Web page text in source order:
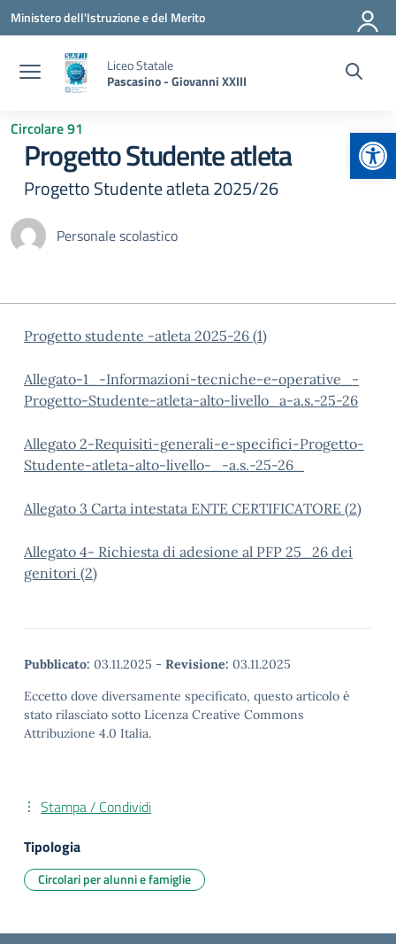
Vai ai contenuti
Vai al menu di navigazione
Vai al footer
Ministero dell'Istruzione e del Merito
Liceo Statale
Pascasino - Giovanni XXIII
Circolare 91
Progetto Studente atleta
Progetto Studente atleta 2025/26
Personale scolastico
Progetto studente -atleta 2025-26 (1)
Allegato-1_-Informazioni-tecniche-e-operative_-
Progetto-Studente-atleta-alto-livello_a-a.s.-25-26
Allegato 2-Requisiti-generali-e-specifici-Progetto-
Studente-atleta-alto-livello-_-a.s.-25-26_
Allegato 3 Carta intestata ENTE CERTIFICATORE (2)
Allegato 4- Richiesta di adesione al PFP 25_26 dei
genitori (2)
Pubblicato: 03.11.2025 - Revisione: 03.11.2025
Eccetto dove diversamente specificato, questo articolo è
stato rilasciato sotto Licenza Creative Commons
Attribuzione 4.0 Italia.
Stampa / Condividi
Tipologia
Circolari per alunni e famiglie